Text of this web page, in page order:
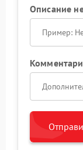
Описание